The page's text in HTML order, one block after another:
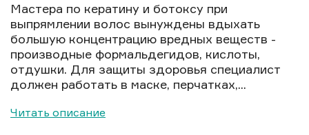
Мастера по кератину и ботоксу при
выпрямлении волос вынуждены вдыхать
большую концентрацию вредных веществ -
производные формальдегидов, кислоты,
отдушки. Для защиты здоровья специалист
должен работать в маске, перчатках,...
Читать описание